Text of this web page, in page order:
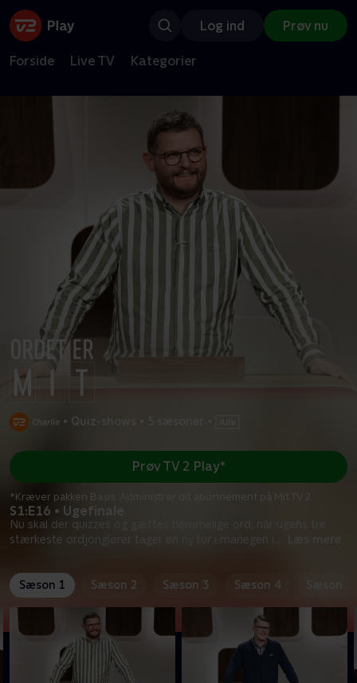
Log ind Prøv nu
Forside Live TV Kategorier
• Quiz-shows
S1:E16 • Ugefinale
Nu skal der quizzes og gættes hemmelige ord, når ugens tre
stærkeste ordjonglører tager en ny tur i manegen i
Læs mere
Prøv TV 2 Play*
*Kræver pakken Basis. Administrer dit abonnement på Mit TV 2.
Sæson 1 Sæson 2 Sæson 3 Sæson 4 Sæson 5